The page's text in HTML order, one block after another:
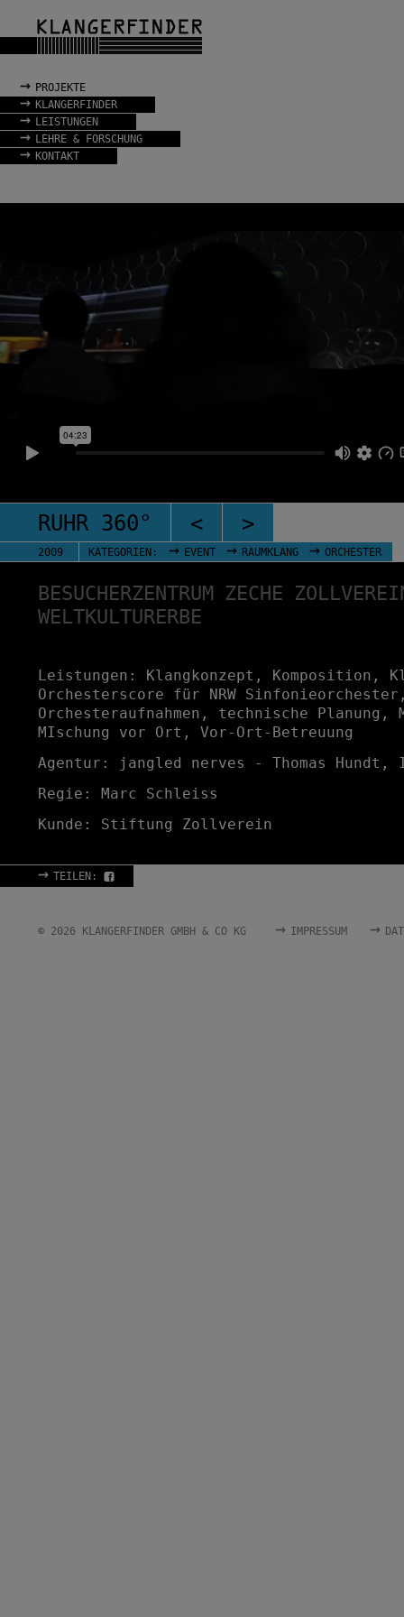
→ PROJEKTE
→ KLANGERFINDER
→ LEISTUNGEN
→ LEHRE & FORSCHUNG
→ KONTAKT
RUHR 360° < >
2009 KATEGORIEN: → EVENT → RAUMKLANG → ORCHESTER
BESUCHERZENTRUM ZECHE
WELTKULTURERBE
Leistungen: Klangkonzept, Komposition,
Orchesterscore für NRW
Orchesteraufnahmen, technische
MIschung vor Ort, Vor-Ort-Betreuung
Agentur: jangled nerves - Thomas
Regie: Marc Schleiss
Kunde: Stiftung Zollverein
→ TEILEN:
© 2026 KLANGERFINDER GMBH & CO KG → IMPRESSUM →